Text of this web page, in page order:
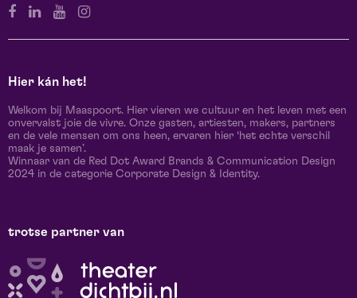
Hier kán het!
Welkom bij Maaspoort. Hier vieren we cultuur en het leven met een
onvervalst joie de vivre. Onze gasten, artiesten, makers, partners
en de vele mensen om ons heen, ervaren hier ‘het echte verschil
maak je samen’.
Winnaar van de Red Dot Award Brands & Communication Design
2024 in de categorie Corporate Design & Identity.
trotse partner van